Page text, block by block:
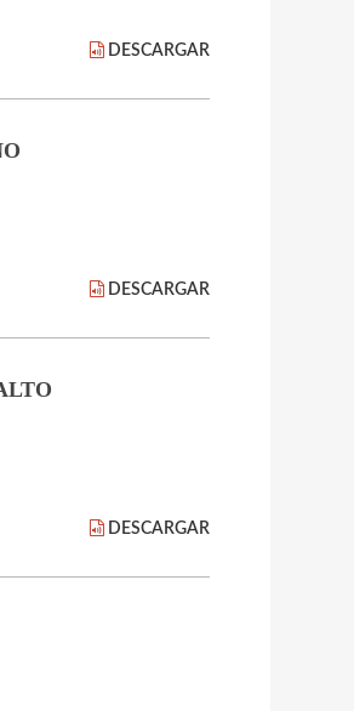
DESCARGAR
DESCARGAR
DESCARGAR